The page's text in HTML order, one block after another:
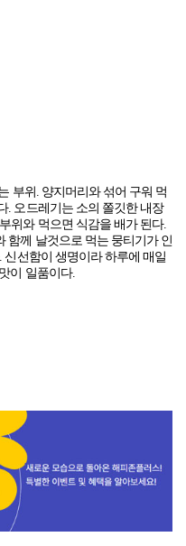
부위. 양지머리와 섞어 구워 먹
. 오드레기는 소의 쫄깃한 내장
위와 먹으면 식감을 배가 된다.
함께 날것으로 먹는 뭉티기가 인
신선함이 생명이라 하루에 매일
이 일품이다.